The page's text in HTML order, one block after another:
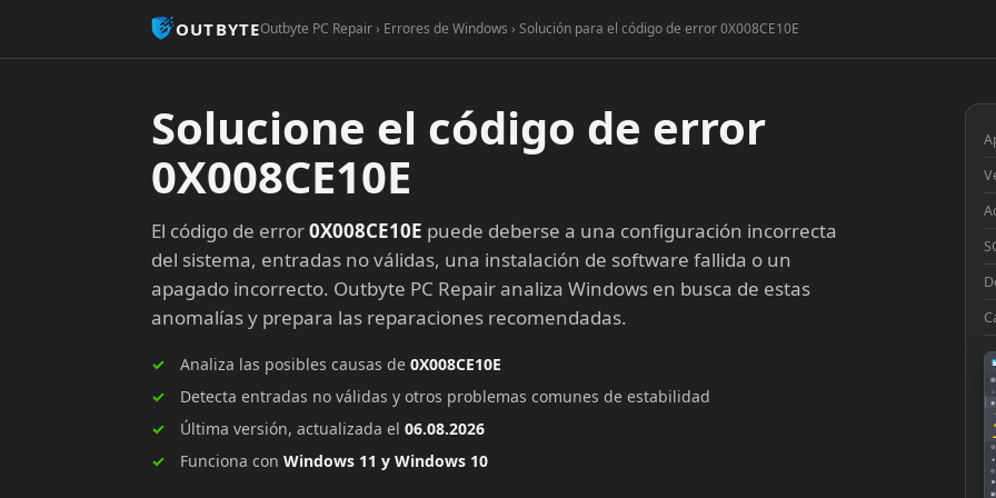
OUTBYTEOutbyte PC Repair › Errores de Windows › Solución para el código de error 0X008CE10E
Solucione el código de error
0X008CE10E
El código de error0X008CE10E puede deberse a una configuración incorrecta
del sistema, entradas no válidas, una instalación de software fallida o un
apagado incorrecto. Outbyte PC Repair analiza Windows en busca de estas
anomalías y prepara las reparaciones recomendadas.
Analiza las posibles causas de 0X008CE10E
Detecta entradas no válidas y otros problemas comunes de estabilidad
Última versión, actualizada el 06.08.2026
Funciona con Windows 11 y Windows 10
▦
□
◉
◔
■
⚙
●
◎
■
▣